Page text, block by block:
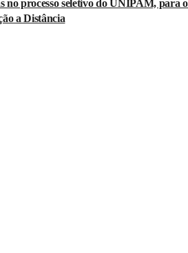
no processo seletivo do UNIPAM, para
a Distância